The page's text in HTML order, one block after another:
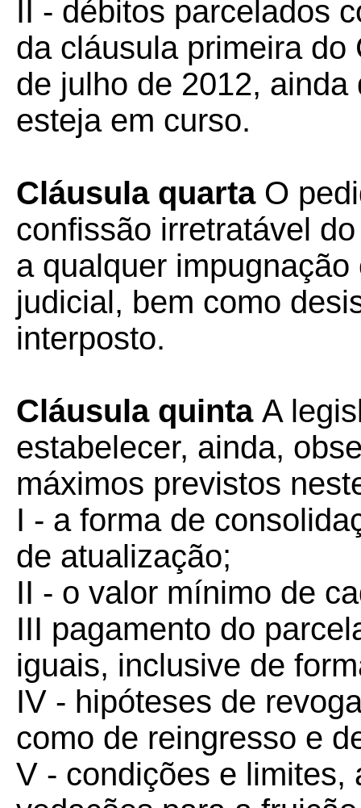
II - débitos parcelados
da cláusula primeira do
de julho de 2012,
esteja em curso.
Cláusula quartaO
confissão irretratável
a qualquer
judicial, bem como
interposto.
Cláusula quinta A
estabelecer, ainda,
máximos previstos
I - a forma de
de atualização;
II - o valor mínimo de
III pagamento do
iguais, inclusive de
IV - hipóteses de
como de reingresso e
V - condições e limites,